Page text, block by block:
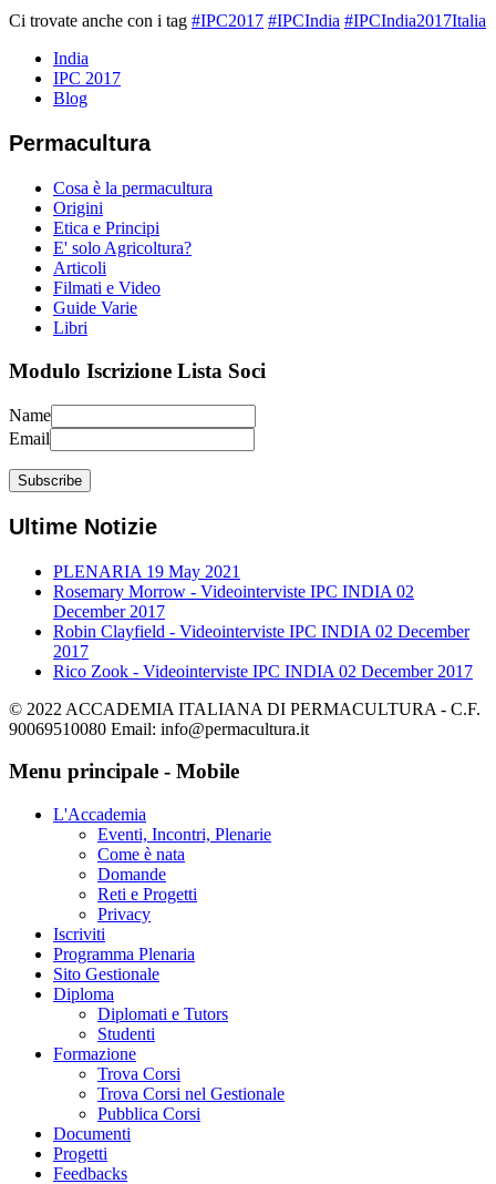
Ci trovate anche con i tag #IPC2017 #IPCIndia #IPCIndia2017Italia
India
IPC 2017
Blog
Permacultura
Cosa è la permacultura
Origini
Etica e Principi
E' solo Agricoltura?
Articoli
Filmati e Video
Guide Varie
Libri
Modulo Iscrizione Lista Soci
Name
Email
Ultime Notizie
PLENARIA 19 May 2021
Rosemary Morrow - Videointerviste IPC INDIA 02
December 2017
Robin Clayfield - Videointerviste IPC INDIA 02 December
2017
Rico Zook - Videointerviste IPC INDIA 02 December 2017
© 2022 ACCADEMIA ITALIANA DI PERMACULTURA - C.F.
90069510080 Email: info@permacultura.it
Menu principale - Mobile
L'Accademia
Eventi, Incontri, Plenarie
Come è nata
Domande
Reti e Progetti
Privacy
Iscriviti
Programma Plenaria
Sito Gestionale
Diploma
Diplomati e Tutors
Studenti
Formazione
Trova Corsi
Trova Corsi nel Gestionale
Pubblica Corsi
Documenti
Progetti
Feedbacks